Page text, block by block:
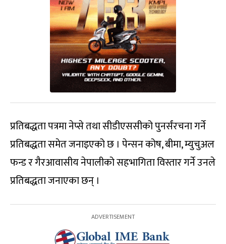
प्रतिबद्धता पत्रमा नेप्से तथा सीडीएससीको पुनर्संरचना गर्ने
प्रतिबद्धता समेत जनाइएको छ । पेन्सन कोष, बीमा, म्युचुअल
फन्ड र गैरआवासीय नेपालीको सहभागिता विस्तार गर्ने उनले
प्रतिबद्धता जनाएका छन् ।